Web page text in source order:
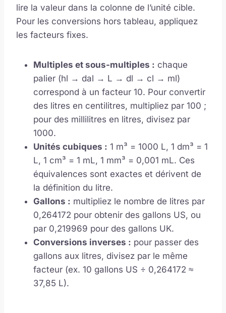
lire la valeur dans la colonne de l’unité cible.
Pour les conversions hors tableau, appliquez
les facteurs fixes.
Multiples et sous-multiples : chaque
palier (hl → dal → L → dl → cl → ml)
correspond à un facteur 10. Pour convertir
des litres en centilitres, multipliez par 100 ;
pour des millilitres en litres, divisez par
1000.
Unités cubiques : 1 m³ = 1000 L, 1 dm³ = 1
L, 1 cm³ = 1 mL, 1 mm³ = 0,001 mL. Ces
équivalences sont exactes et dérivent de
la définition du litre.
Gallons : multipliez le nombre de litres par
0,264172 pour obtenir des gallons US, ou
par 0,219969 pour des gallons UK.
Conversions inverses : pour passer des
gallons aux litres, divisez par le même
facteur (ex. 10 gallons US ÷ 0,264172 ≈
37,85 L).